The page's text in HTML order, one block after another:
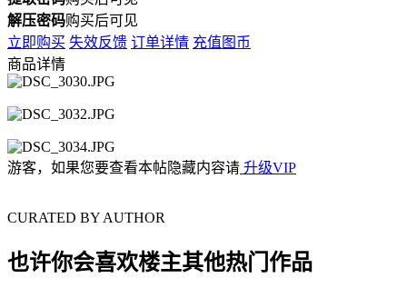
解压密码购买后可见
立即购买 失效反馈 订单详情 充值图币
商品详情
游客，如果您要查看本帖隐藏内容请 升级VIP
CURATED BY AUTHOR
也许你会喜欢楼主其他热门作品